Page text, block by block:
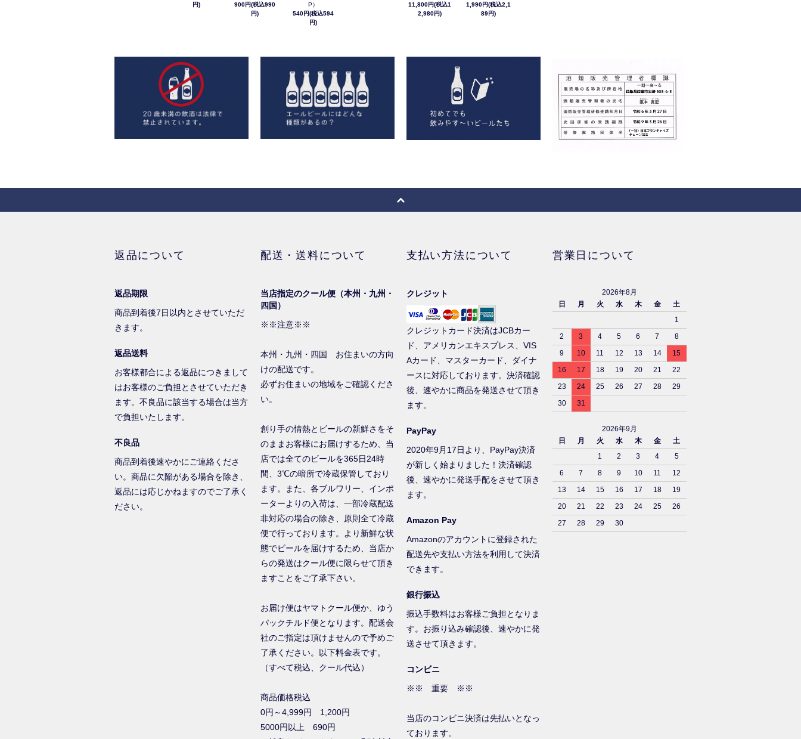
円)
900円(税込990
円)
P）
540円(税込594
円)
11,800円(税込1
2,980円)
1,990円(税込2,1
89円)
返品について
返品期限
商品到着後7日以内とさせていただ
きます。
返品送料
お客様都合による返品につきまして
はお客様のご負担とさせていただき
ます。不良品に該当する場合は当方
で負担いたします。
不良品
商品到着後速やかにご連絡くださ
い。商品に欠陥がある場合を除き、
返品には応じかねますのでご了承く
ださい。
配送・送料について
当店指定のクール便（本州・九州・
四国）
※※注意※※
本州・九州・四国 お住まいの方向
けの配送です。
必ずお住まいの地域をご確認くださ
い。
創り手の情熱とビールの新鮮さをそ
のままお客様にお届けするため、当
店では全てのビールを365日24時
間、3℃の暗所で冷蔵保管しており
ます。また、各ブルワリー、インポ
ーターよりの入荷は、一部冷蔵配送
非対応の場合の除き、原則全て冷蔵
便で行っております。より新鮮な状
態でビールを届けするため、当店か
らの発送はクール便に限らせて頂き
ますことをご了承下さい。
お届け便はヤマトクール便か、ゆう
パックチルド便となります。配送会
社のご指定は頂けませんので予めご
了承ください。以下料金表です。
（すべて税込、クール代込）
商品価格税込
0円～4,999円 1,200円
5000円以上 690円
支払い方法について
クレジット
クレジットカード決済はJCBカー
ド、アメリカンエキスプレス、VIS
Aカード、マスターカード、ダイナ
ースに対応しております。決済確認
後、速やかに商品を発送させて頂き
ます。
PayPay
2020年9月17日より、PayPay決済
が新しく始まりました！決済確認
後、速やかに発送手配をさせて頂き
ます。
Amazon Pay
Amazonのアカウントに登録された
配送先や支払い方法を利用して決済
できます。
銀行振込
振込手数料はお客様ご負担となりま
す。お振り込み確認後、速やかに発
送させて頂きます。
コンビニ
※※ 重要 ※※
当店のコンビニ決済は先払いとなっ
ております。
営業日について
2026年8月
日
月 火 水 木 金
土
1
2
3 4 5 6 7
8
9
10 11 12 13 14
15
16
17 18 19 20 21
22
23
24 25 26 27 28
29
30
31
2026年9月
日
月 火 水 木 金
土
1
2 3 4
5
6
7 8 9 10 11
12
13
14 15 16 17 18
19
20
21 22 23 24 25
26
27
28 29 30